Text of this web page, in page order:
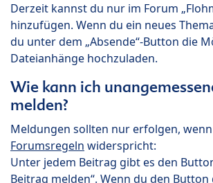
Derzeit kannst du nur im Forum
hinzufügen. Wenn du ein neues
du unter dem „Absende“-Button die
Dateianhänge hochzuladen.
Wie kann ich
melden?
Meldungen sollten nur erfolgen,
Forumsregeln widerspricht:
Unter jedem Beitrag gibt es den
Beitrag melden“. Wenn du den